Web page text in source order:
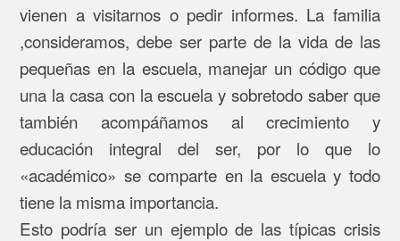
vienen a visitarnos o pedir informes. La familia
,consideramos, debe ser parte de la vida de las
pequeñas en la escuela, manejar un código que
una la casa con la escuela y sobretodo saber que
también acompáñamos al crecimiento y
educación integral del ser, por lo que lo
«académico» se comparte en la escuela y todo
tiene la misma importancia.
Esto podría ser un ejemplo de las típicas crisis